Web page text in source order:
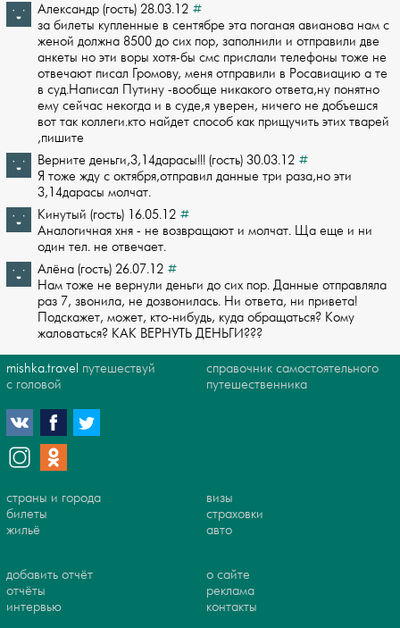
Александр (гость) 28.03.12 #
за билеты купленные в сентябре эта поганая авианова нам с
женой должна 8500 до си­х пор, заполнили и отправили две
анкеты но эти воры хотя-бы смс прислали телефоны­ тоже не
отвечают писал Громову, меня отправили в Росавиацию а те
в суд.Написал ­Путину -вообще никакого ответа,ну понятно
ему сейчас некогда и в суде,я уверен, н­ичего не добъешся
вот так коллеги.кто найдет способ как прищучить этих тварей
,пи­шите
Верните деньги,3,14дарасы!!! (гость) 30.03.12 #
Я тоже жду с октября,отправил данные три раза,но эти
3,14дарасы молчат.
Кинутый (гость) 16.05.12 #
Аналогичная хня - не возвращают и молчат. Ща еще и ни
один тел. не отвечает.
Алёна (гость) 26.07.12 #
Нам тоже не вернули деньги до сих пор. Данные отправляла
раз 7, звонила, не дозво­нилась. Ни ответа, ни привета!
Подскажет, может, кто-нибудь, куда обращаться? Ком­у
жаловаться? КАК ВЕРНУТЬ ДЕНЬГИ???
mishka.travel путешествуй
с головой
справочник самостоятельного
путешественника
страны и города
билеты
жильё
визы
страховки
авто
добавить отчёт
отчёты
интервью
о сайте
реклама
контакты